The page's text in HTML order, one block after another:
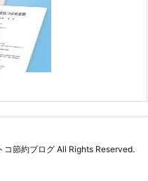
コ節約ブログ All Rights Reserved.